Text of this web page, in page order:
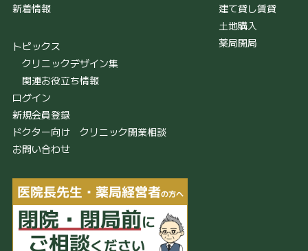
新着情報
トピックス
クリニックデザイン集
関連お役立ち情報
建て貸し賃貸
土地購入
薬局開局
ログイン
新規会員登録
ドクター向け クリニック開業相談
お問い合わせ